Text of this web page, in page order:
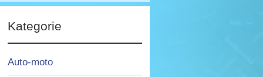
Kategorie
Auto-moto